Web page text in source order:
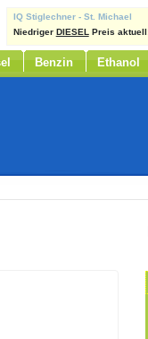
IQ Stiglechner - St. Michael
Niedriger DIESEL Preis
Turmöl Quick - Puchenau
NiedrigerBENZIN Preis aktuell:
Benzin Ethanol